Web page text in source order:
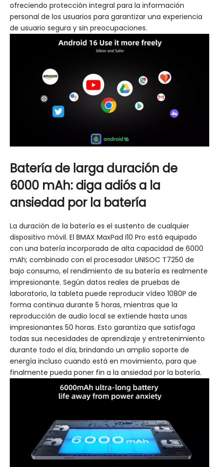
ofreciendo protección integral para la información
personal de los usuarios para garantizar una experiencia
de usuario segura y sin preocupaciones.
Batería de larga duración de
6000 mAh: diga adiós a la
ansiedad por la batería
La duración de la batería es el sustento de cualquier
dispositivo móvil. El BMAX MaxPad I10 Pro está equipado
con una batería incorporada de alta capacidad de 6000
mAh; combinado con el procesador UNISOC T7250 de
bajo consumo, el rendimiento de su batería es realmente
impresionante. Según datos reales de pruebas de
laboratorio, la tableta puede reproducir vídeo 1080P de
forma continua durante 5 horas, mientras que la
reproducción de audio local se extiende hasta unas
impresionantes 50 horas. Esto garantiza que satisfaga
todas sus necesidades de aprendizaje y entretenimiento
durante todo el día, brindando un amplio soporte de
energía incluso cuando está en movimiento, para que
finalmente pueda poner fin a la ansiedad por la batería.